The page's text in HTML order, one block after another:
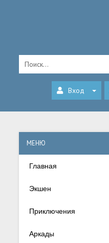
Вход
МЕНЮ
Главная
Экшен
Приключения
Аркады